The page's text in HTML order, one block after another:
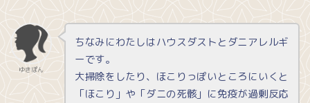
ゆきぽん
ちなみにわたしはハウスダストとダニアレルギ
ーです。
大掃除をしたり、ほこりっぽいところにいくと
「ほこり」や「ダニの死骸」に免疫が過剰反応